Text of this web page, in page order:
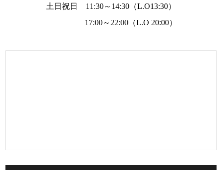
土日祝日 11:30～14:30（L.O13:30）
17:00～22:00（L.O 20:00）